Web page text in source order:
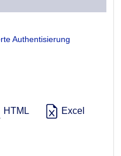
Authentisierung
HTML Excel